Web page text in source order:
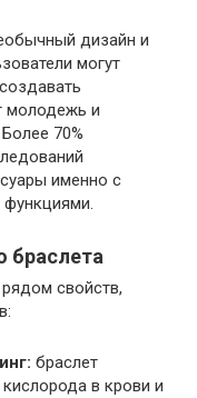
дизайн и
могут
молодежь и
70%
именно с
браслета
свойств,
браслет
в крови и